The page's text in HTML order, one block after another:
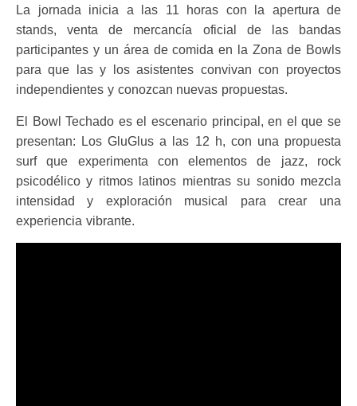
La jornada inicia a las 11 horas con la apertura de
stands, venta de mercancía oficial de las bandas
participantes y un área de comida en la Zona de Bowls
para que las y los asistentes convivan con proyectos
independientes y conozcan nuevas propuestas.
El Bowl Techado es el escenario principal, en el que se
presentan: Los GluGlus a las 12 h, con una propuesta
surf que experimenta con elementos de jazz, rock
psicodélico y ritmos latinos mientras su sonido mezcla
intensidad y exploración musical para crear una
experiencia vibrante.